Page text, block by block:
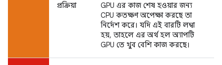
প্রক্রিয়া
GPU এর কাজ শেষ হওয়ার জন্য
CPU কতক্ষণ অপেক্ষা করছে তা
নির্দেশ করে। যদি এই বারটি লম্বা
হয়, তাহলে এর অর্থ হল অ্যাপটি
GPU তে খুব বেশি কাজ করছে।